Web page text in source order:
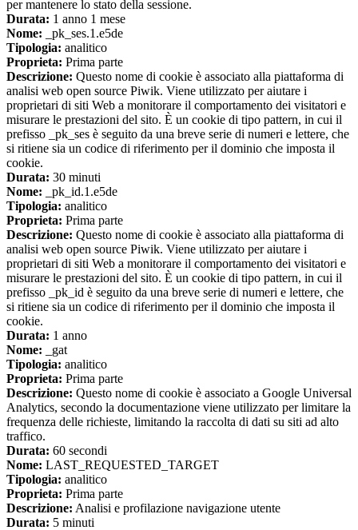
per mantenere lo stato della sessione.
Durata: 1 anno 1 mese
Nome: _pk_ses.1.e5de
Tipologia: analitico
Proprieta: Prima parte
Descrizione: Questo nome di cookie è associato alla piattaforma di
analisi web open source Piwik. Viene utilizzato per aiutare i
proprietari di siti Web a monitorare il comportamento dei visitatori e
misurare le prestazioni del sito. È un cookie di tipo pattern, in cui il
prefisso _pk_ses è seguito da una breve serie di numeri e lettere, che
si ritiene sia un codice di riferimento per il dominio che imposta il
cookie.
Durata: 30 minuti
Nome: _pk_id.1.e5de
Tipologia: analitico
Proprieta: Prima parte
Descrizione: Questo nome di cookie è associato alla piattaforma di
analisi web open source Piwik. Viene utilizzato per aiutare i
proprietari di siti Web a monitorare il comportamento dei visitatori e
misurare le prestazioni del sito. È un cookie di tipo pattern, in cui il
prefisso _pk_id è seguito da una breve serie di numeri e lettere, che
si ritiene sia un codice di riferimento per il dominio che imposta il
cookie.
Durata: 1 anno
Nome: _gat
Tipologia: analitico
Proprieta: Prima parte
Descrizione: Questo nome di cookie è associato a Google Universal
Analytics, secondo la documentazione viene utilizzato per limitare la
frequenza delle richieste, limitando la raccolta di dati su siti ad alto
traffico.
Durata: 60 secondi
Nome: LAST_REQUESTED_TARGET
Tipologia: analitico
Proprieta: Prima parte
Descrizione: Analisi e profilazione navigazione utente
Durata: 5 minuti